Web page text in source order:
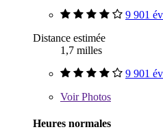
9 901
Distance estimée
1,7 milles
9 901
VoirPhotos
Heures normales